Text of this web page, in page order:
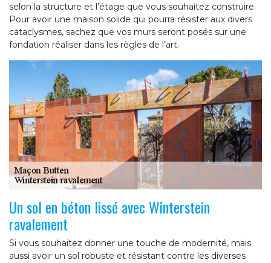
selon la structure et l’étage que vous souhaitez construire.
Pour avoir une maison solide qui pourra résister aux divers
cataclysmes, sachez que vos murs seront posés sur une
fondation réaliser dans les règles de l’art.
Un sol en béton lissé avec Winterstein
ravalement
Si vous souhaitez donner une touche de modernité, mais
aussi avoir un sol robuste et résistant contre les diverses